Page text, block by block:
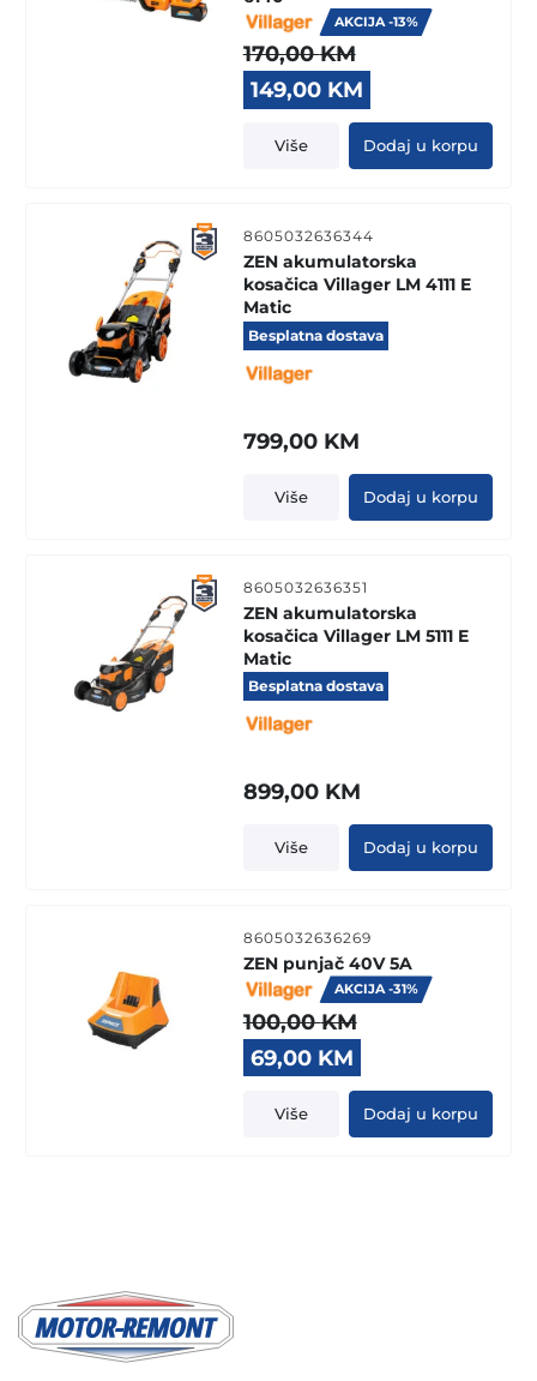
AKCIJA -13%
170,00KM
Original
price
was:
170,00 KM.
149,00 KM
price
is:
149,00 KM.
Više Dodaj u korpu
8605032636344
ZEN akumulatorska
kosačica Villager LM 4111 E
Matic
Besplatna dostava
799,00 KM
Više Dodaj u korpu
8605032636351
ZEN akumulatorska
kosačica Villager LM 5111 E
Matic
Besplatna dostava
899,00 KM
Više Dodaj u korpu
8605032636269
ZEN punjač 40V 5A
AKCIJA -31%
100,00KM
Original
price
was:
100,00 KM.
69,00 KM
price
is:
69,00 KM.
Više Dodaj u korpu